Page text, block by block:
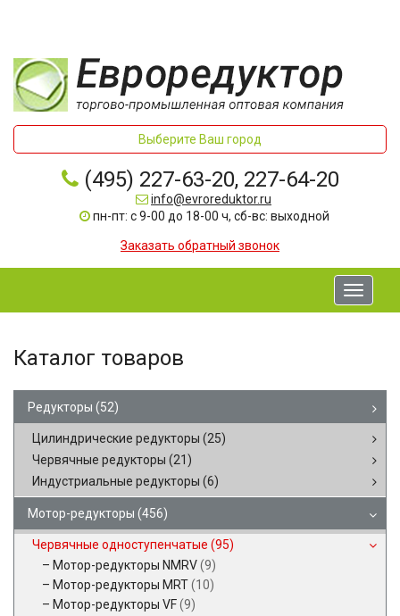
Выберите Ваш город
(495) 227-63-20, 227-64-20
info@evroreduktor.ru
пн-пт: с 9-00 до 18-00 ч, сб-вс: выходной
Заказать обратный звонок
Toggle
Каталог товаров
Редукторы (52)
Цилиндрические редукторы (25)
Червячные редукторы (21)
Индустриальные редукторы (6)
Мотор-редукторы (456)
Червячные одноступенчатые (95)
Мотор-редукторы NMRV(9)
Мотор-редукторы MRT(10)
Мотор-редукторы VF(9)